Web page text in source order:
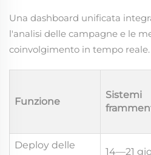
Una dashboard unificata
l'analisi delle campagne e le
coinvolgimento in tempo reale.
Funzione
Sistemi
Deploy delle
14—21